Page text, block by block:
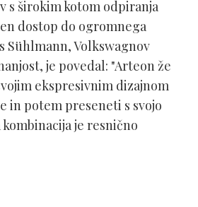
s širokim kotom odpiranja
dostop do ogromnega
Sühlmann, Volkswagnov
je povedal: "Arteon že
ekspresivnim dizajnom
in potem preseneti s svojo
je resnično